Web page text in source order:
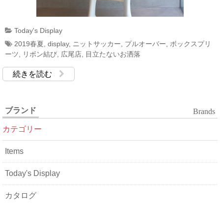
Today's Display
2019春夏 display, ニットサッカー プルオーバー
ボックスプリ
ーツ
リボン結び 広尾店 目立たないお洒落
続きを読む
ブランド Brands
カテゴリー
Items
Today's Display
カタログ